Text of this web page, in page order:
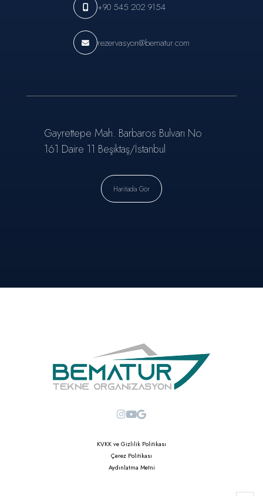
KVKK ve Gizlilik Politikası
Çerez Politikası
Aydınlatma Metni
+90 545 202 9154
rezervasyon@bematur.com
Gayrettepe Mah. Barbaros Bulvarı No
161 Daire 11 Beşiktaş/İstanbul
Haritada Gör